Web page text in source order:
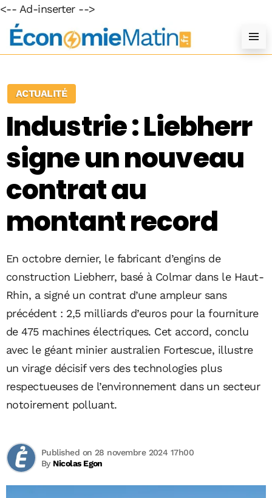
<-- Ad-inserter -->
ACTUALITÉ
Industrie : Liebherr
signe un nouveau
contrat au
montant record
En octobre dernier, le fabricant d’engins de
construction Liebherr, basé à Colmar dans le Haut-
Rhin, a signé un contrat d’une ampleur sans
précédent : 2,5 milliards d’euros pour la fourniture
de 475 machines électriques. Cet accord, conclu
avec le géant minier australien Fortescue, illustre
un virage décisif vers des technologies plus
respectueuses de l’environnement dans un secteur
notoirement polluant.
By Nicolas Egon
Published on 28 novembre 2024 17h00